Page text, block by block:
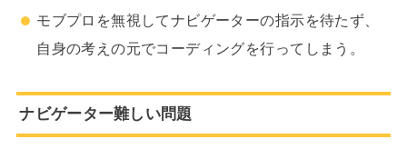
モブプロを無視してナビゲーターの指示を待たず、
自身の考えの元でコーディングを行ってしまう。
ナビゲーター難しい問題